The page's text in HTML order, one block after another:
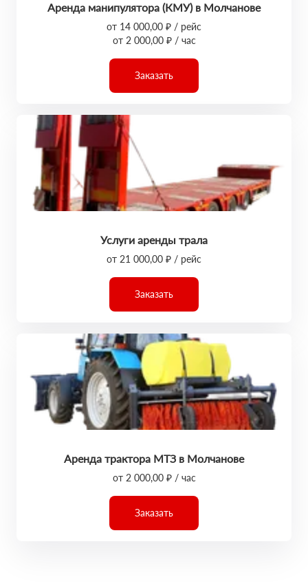
Аренда манипулятора (КМУ) в Молчанове
от 14 000,00 ₽ / рейс
от 2 000,00 ₽ / час
Заказать
Услуги аренды трала
от 21 000,00 ₽ / рейс
Заказать
Аренда трактора МТЗ в Молчанове
от 2 000,00 ₽ / час
Заказать